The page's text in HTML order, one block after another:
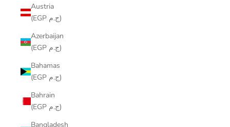
Austria
(EGP ج.م)
Azerbaijan
(EGP ج.م)
Bahamas
(EGP ج.م)
Bahrain
(EGP ج.م)
Bangladesh